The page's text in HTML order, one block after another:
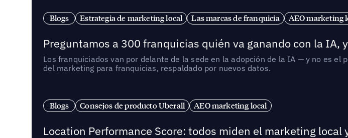
Blogs Estrategia de marketing local Las marcas de franquicia AEO marketing
Preguntamos a 300 franquicias quién va ganando con la IA,
Los franquiciados van por delante de la sede en la adopción de la IA — y no es
del marketing para franquicias, respaldado por nuevos datos.
Blogs Consejos de producto Uberall AEO marketing local
Location Performance Score: todos miden el marketing